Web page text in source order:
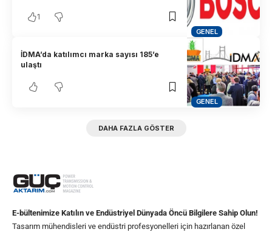
GENEL
1
GENEL
İDMA’da katılımcı marka sayısı 185’e
ulaştı
DAHA FAZLA GÖSTER
E-bültenimize Katılın ve Endüstriyel Dünyada Öncü Bilgilere Sahip Olun!
Tasarım mühendisleri ve endüstri profesyonelleri için hazırlanan özel